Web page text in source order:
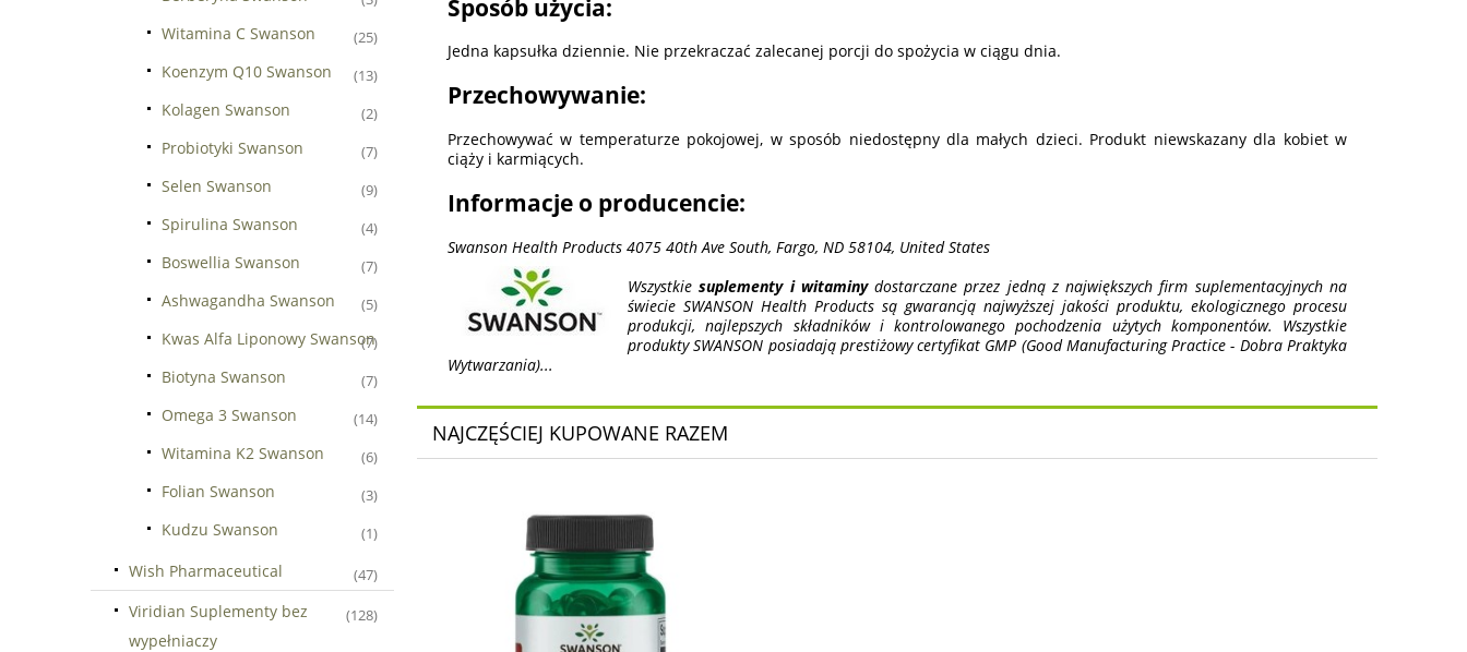
Witamina C Swanson (25)
Koenzym Q10 Swanson (13)
Kolagen Swanson (2)
Probiotyki Swanson (7)
Selen Swanson (9)
Spirulina Swanson (4)
Boswellia Swanson (7)
Ashwagandha Swanson (5)
Kwas Alfa Liponowy Swanson
(7)
Biotyna Swanson (7)
Omega 3 Swanson (14)
Witamina K2 Swanson (6)
Folian Swanson (3)
Kudzu Swanson (1)
Wish Pharmaceutical (47)
Viridian Suplementy bez
wypełniaczy
(128)
Sposób użycia:
Jedna kapsułka dziennie. Nie przekraczać zalecanej porcji do spożycia w ciągu dnia.
Przechowywanie:
Przechowywać w temperaturze pokojowej, w sposób niedostępny dla małych dzieci. Produkt niewskazany dla kobiet w
ciąży i karmiących.
Informacje o producencie:
Swanson Health Products 4075 40th Ave South, Fargo, ND 58104, United States
Wszystkiesuplementy i witaminydostarczane przez jedną z największych firm suplementacyjnych na
świecie SWANSON Health Products są gwarancją najwyższej jakości produktu, ekologicznego procesu
produkcji, najlepszych składników i kontrolowanego pochodzenia użytych komponentów. Wszystkie
produkty SWANSON posiadają prestiżowy certyfikat GMP (Good Manufacturing Practice - Dobra Praktyka
Wytwarzania)...
NAJCZĘŚCIEJ KUPOWANE RAZEM